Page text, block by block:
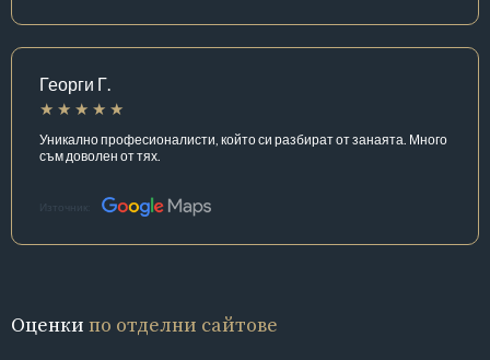
Георги Г.
Уникално професионалисти, който си разбират от занаята. Много
съм доволен от тях.
Източник:
Оценки по отделни сайтове